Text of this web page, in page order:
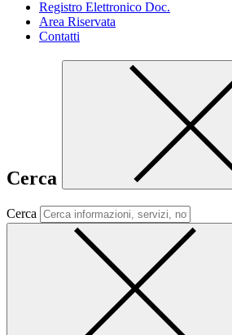
Registro Elettronico Doc.
Area Riservata
Contatti
Cerca
Cerca